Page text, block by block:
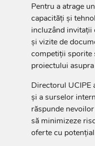
Pentru a atrage
capacități și
incluzând invitații
și vizite de
competiții sporite
proiectului
Directorul
și a surselor
răspunde
să minimizeze
oferte cu